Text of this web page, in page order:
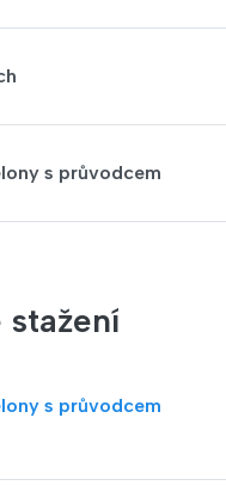
s průvodcem
s průvodcem